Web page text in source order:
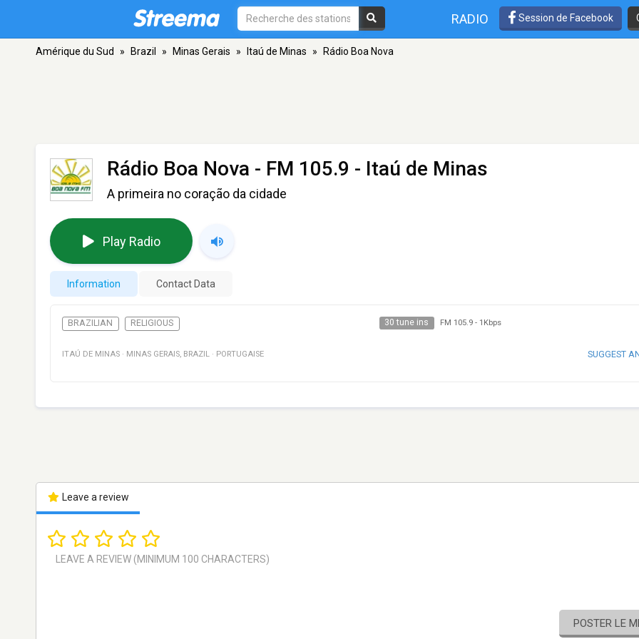
RADIO Session de Facebook
Amérique du Sud » Brazil » Minas Gerais » Itaú de Minas » Rádio Boa Nova
Rádio Boa Nova - FM 105.9 - Itaú de Minas
A primeira no coração da cidade
Play Radio
Information Contact Data
BRAZILIAN RELIGIOUS 30 tune ins FM 105.9- 1Kbps
ITAÚ DE MINAS · MINAS GERAIS, BRAZIL · PORTUGAISE SUGGEST
Leave a review
POSTER LE